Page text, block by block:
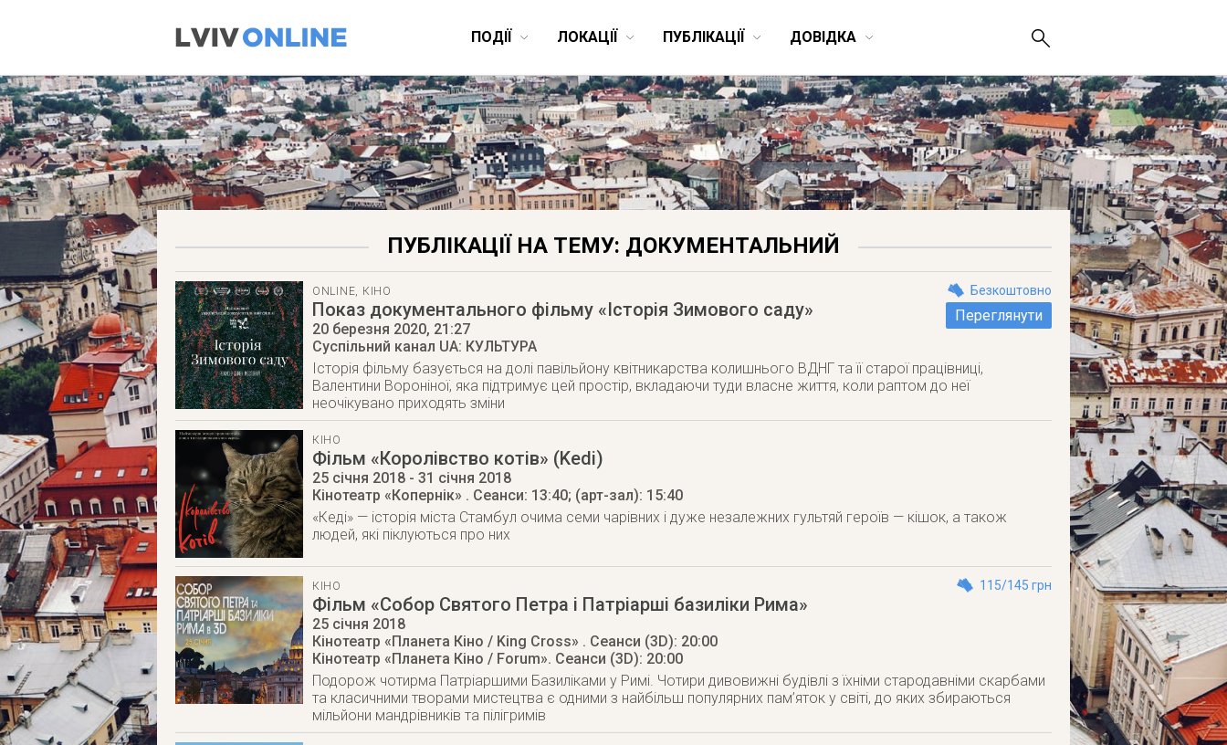
ПОДІЇ ЛОКАЦІЇ ПУБЛІКАЦІЇ ДОВІДКА
ПУБЛІКАЦІЇ НА ТЕМУ: ДОКУМЕНТАЛЬНИЙ
ONLINE, КІНО Безкоштовно
Переглянути
Показ документального фільму «Історія Зимового саду»
20 березня 2020, 21:27
Суспільний канал UA: КУЛЬТУРА
Історія фільму базується на долі павільйону квітникарства колишнього ВДНГ та її старої працівниці,
Валентини Вороніної, яка підтримує цей простір, вкладаючи туди власне життя, коли раптом до неї
неочікувано приходять зміни
КІНО
Фільм «Королівство котів» (Kedi)
25 січня 2018 - 31 січня 2018
Кінотеатр «Копернік» . Сеанси: 13:40; (арт-зал): 15:40
«Кеді» — історія міста Стамбул очима семи чарівних і дуже незалежних гультяй героїв — кішок, а також
людей, які піклуються про них
КІНО 115/145 грн
Фільм «Собор Святого Петра і Патріарші базиліки Рима»
25 січня 2018
Кінотеатр «Планета Кіно / King Cross» . Сеанси (3D): 20:00
Кінотеатр «Планета Кіно / Forum». Сеанси (3D): 20:00
Подорож чотирма Патріаршими Базиліками у Римі. Чотири дивовижні будівлі з їхніми стародавніми скарбами
та класичними творами мистецтва є одними з найбільш популярних пам’яток у світі, до яких збираються
мільйони мандрівників та пілігримів